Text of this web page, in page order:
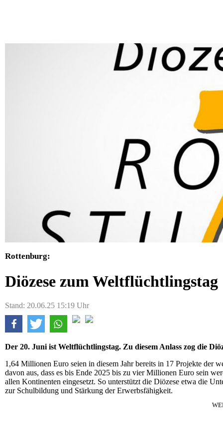
Rottenburg:
Diözese zum Weltflüchtlingstag
Stand: 20.06.25 15:19 Uhr
Der 20. Juni ist Weltflüchtlingstag. Zu diesem Anlass zog die
1,64 Millionen Euro seien in diesem Jahr bereits in 17 Projekte der
davon aus, dass es bis Ende 2025 bis zu vier Millionen Euro sein
allen Kontinenten eingesetzt. So unterstützt die Diözese etwa die
zur Schulbildung und Stärkung der Erwerbsfähigkeit.